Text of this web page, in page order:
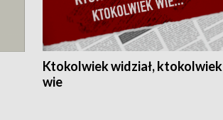
Ktokolwiek widział, ktokolwiek
wie